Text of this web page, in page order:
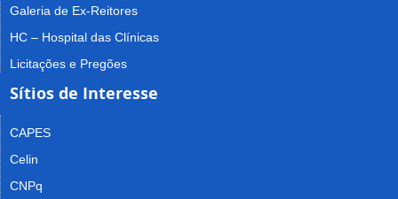
Galeria de Ex-Reitores
HC – Hospital das Clínicas
Licitações e Pregões
Sítios de Interesse
CAPES
Celin
CNPq